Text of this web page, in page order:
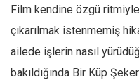
Film kendine özgü
çıkarılmak istenmemiş
ailede işlerin nasıl
bakıldığında Bir Küp